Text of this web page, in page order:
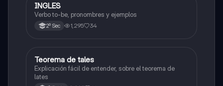
Inglés
INGLES
Verbo to-be, pronombres y ejemplos
2º Sec 1,295 34
Matemáticas
Teorema de tales
Explicación fácil de entender, sobre el teorema de
lates